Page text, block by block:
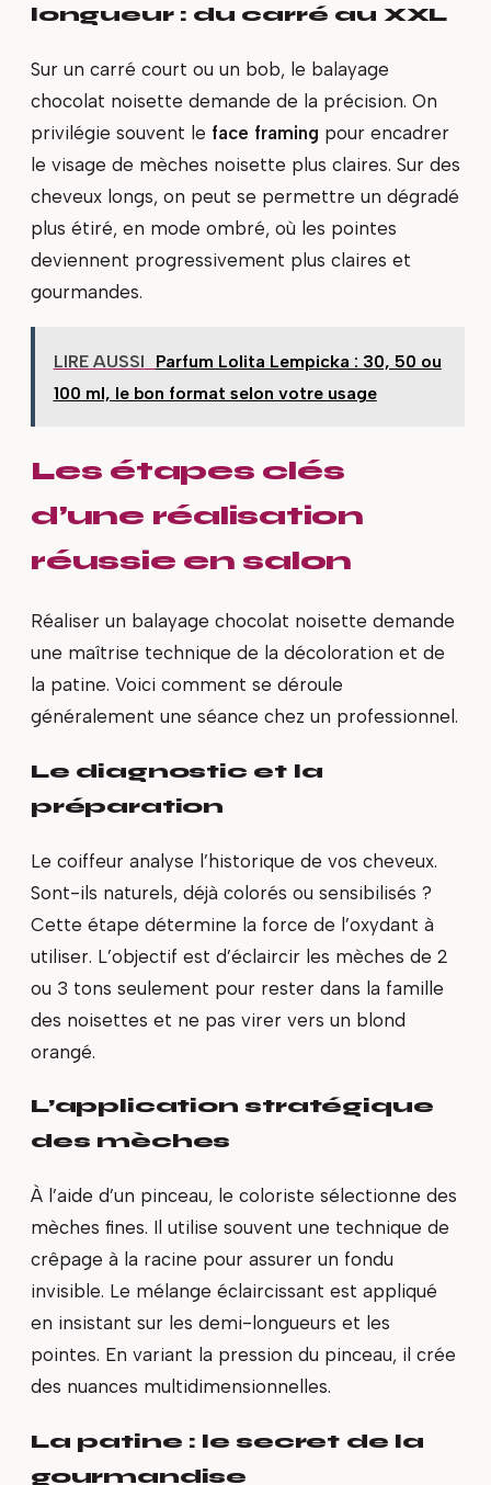
longueur : du carré au XXL
Sur un carré court ou un bob, le balayage
chocolat noisette demande de la précision. On
privilégie souvent le face framing pour encadrer
le visage de mèches noisette plus claires. Sur des
cheveux longs, on peut se permettre un dégradé
plus étiré, en mode ombré, où les pointes
deviennent progressivement plus claires et
gourmandes.
LIRE AUSSI
Parfum Lolita Lempicka : 30, 50 ou
100 ml, le bon format selon votre usage
Les étapes clés
d’une réalisation
réussie en salon
Réaliser un balayage chocolat noisette demande
une maîtrise technique de la décoloration et de
la patine. Voici comment se déroule
généralement une séance chez un professionnel.
Le diagnostic et la
préparation
Le coiffeur analyse l’historique de vos cheveux.
Sont-ils naturels, déjà colorés ou sensibilisés ?
Cette étape détermine la force de l’oxydant à
utiliser. L’objectif est d’éclaircir les mèches de 2
ou 3 tons seulement pour rester dans la famille
des noisettes et ne pas virer vers un blond
orangé.
L’application stratégique
des mèches
À l’aide d’un pinceau, le coloriste sélectionne des
mèches fines. Il utilise souvent une technique de
crêpage à la racine pour assurer un fondu
invisible. Le mélange éclaircissant est appliqué
en insistant sur les demi-longueurs et les
pointes. En variant la pression du pinceau, il crée
des nuances multidimensionnelles.
La patine : le secret de la
gourmandise